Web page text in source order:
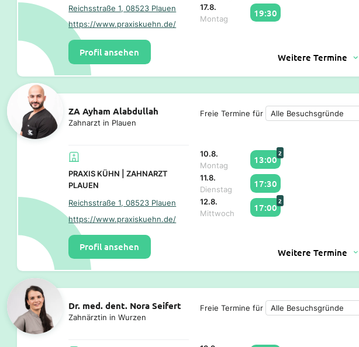
Reichsstraße 1, 08523 Plauen
https://www.praxiskuehn.de/
Profil ansehen
17.8.
Montag
19:30
Weitere Termine
ZA Ayham Alabdullah
Zahnarzt in Plauen
PRAXIS KÜHN | ZAHNARZT
PLAUEN
Reichsstraße 1, 08523 Plauen
https://www.praxiskuehn.de/
Profil ansehen
Freie Termine für
10.8.
Montag
13:00
2
11.8.
Dienstag
17:30
12.8.
Mittwoch
17:00
2
Weitere Termine
Dr. med. dent. Nora Seifert
Zahnärztin in Wurzen
Freie Termine für